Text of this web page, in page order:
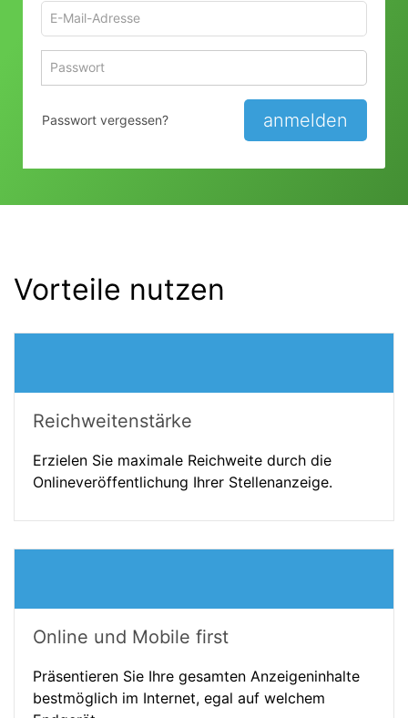
Adresse
zum
Anmelden
anmelden
Passwort vergessen?
Vorteile nutzen
Reichweitenstärke
Erzielen Sie maximale Reichweite durch die
Onlineveröffentlichung Ihrer Stellenanzeige.
Online und Mobile first
Präsentieren Sie Ihre gesamten Anzeigeninhalte
bestmöglich im Internet, egal auf welchem